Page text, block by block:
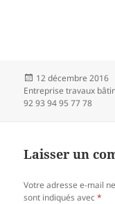
Publié
le
12 décembre 2016
Entreprise travaux
92 93 94 95 77 78
Laisser un
Votre adresse e-mail
sont indiqués avec*